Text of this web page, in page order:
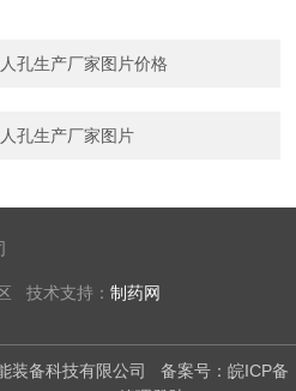
孔生产厂家图片价格
孔生产厂家图片
技术支持：制药网
装备科技有限公司 备案号：皖ICP备